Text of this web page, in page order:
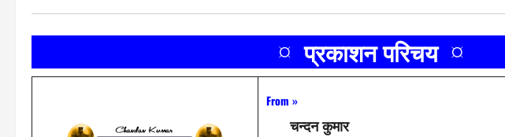
¤ प्रकाशन परिचय ¤
From »
चन्दन कुमार